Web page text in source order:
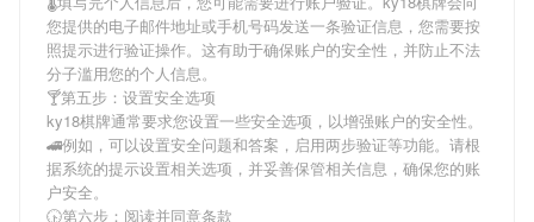
您提供的电子邮件地址或手机号码发送一条验证信息，您需要按
照提示进行验证操作。这有助于确保账户的安全性，并防止不法
分子滥用您的个人信息。
🍸第五步：设置安全选项
ky18棋牌通常要求您设置一些安全选项，以增强账户的安全性。
🚄例如，可以设置安全问题和答案，启用两步验证等功能。请根
据系统的提示设置相关选项，并妥善保管相关信息，确保您的账
户安全。
🕟第六步：阅读并同意条款